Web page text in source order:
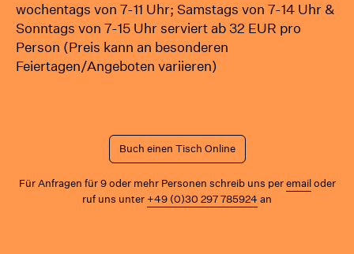
Shop
wochentags von 7-11 Uhr; Samstags von 7-14 Uhr &
Sonntags von 7-15 Uhr serviert ab 32 EUR pro
Person (Preis kann an besonderen
Feiertagen/Angeboten variieren)
Buch einen Tisch Online
Für Anfragen für 9 oder mehr Personen schreib uns peremailoder
ruf uns unter+49 (0)30 297785924an